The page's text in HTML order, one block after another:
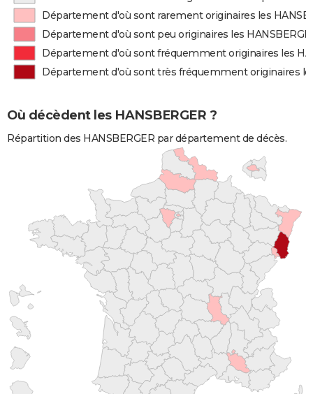
Département d'où sont rarement originaires les
Département d'où sont peu originaires les
Département d'où sont fréquemment originaires les
Département d'où sont très fréquemment originaires
Où décèdent les HANSBERGER ?
Répartition des HANSBERGER par département de décès.